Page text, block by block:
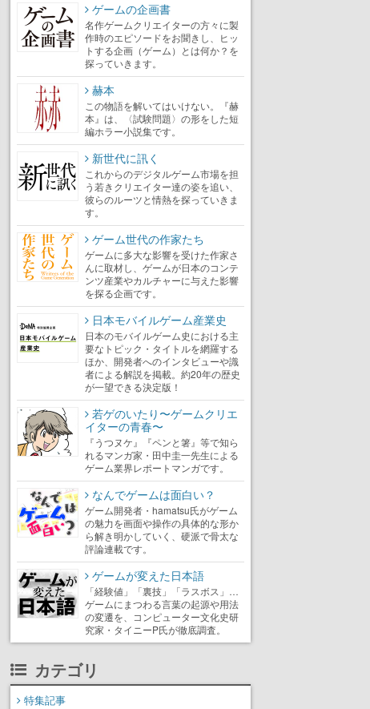
ゲームの企画書
名作ゲームクリエイターの方々に製
作時のエピソードをお聞きし、ヒッ
トする企画（ゲーム）とは何か？を
探っていきます。
赫本
この物語を解いてはいけない。『赫
本』は、〈試験問題〉の形をした短
編ホラー小説集です。
新世代に訊く
これからのデジタルゲーム市場を担
う若きクリエイター達の姿を追い、
彼らのルーツと情熱を探っていきま
す。
ゲーム世代の作家たち
ゲームに多大な影響を受けた作家さ
んに取材し、ゲームが日本のコンテ
ンツ産業やカルチャーに与えた影響
を探る企画です。
日本モバイルゲーム産業史
日本のモバイルゲーム史における主
要なトピック・タイトルを網羅する
ほか、開発者へのインタビューや識
者による解説を掲載。約20年の歴史
が一望できる決定版！
若ゲのいたり〜ゲームクリエ
イターの青春〜
『うつヌケ』『ペンと箸』等で知ら
れるマンガ家・田中圭一先生による
ゲーム業界レポートマンガです。
なんでゲームは面白い？
ゲーム開発者・hamatsu氏がゲーム
の魅力を画面や操作の具体的な形か
ら解き明かしていく、硬派で骨太な
評論連載です。
ゲームが変えた日本語
「経験値」「裏技」「ラスボス」…
ゲームにまつわる言葉の起源や用法
の変遷を、コンピューター文化史研
究家・タイニーP氏が徹底調査。
カテゴリ
特集記事